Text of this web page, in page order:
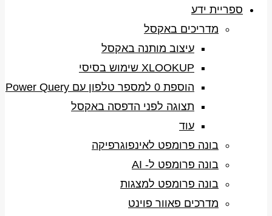
ספריית ידע
מדריכים באקסל
עיצוב מותנה באקסל
XLOOKUP שימוש בסיסי
הוספת 0 למספר טלפון עם Power Query
תצוגה לפני הדפסה באקסל
עוד
בונה פרומפט לאינפוגרפיקה
בונה פרומפט ל- AI
בונה פרומפט למצגות
מדרכים פאוור פוינט